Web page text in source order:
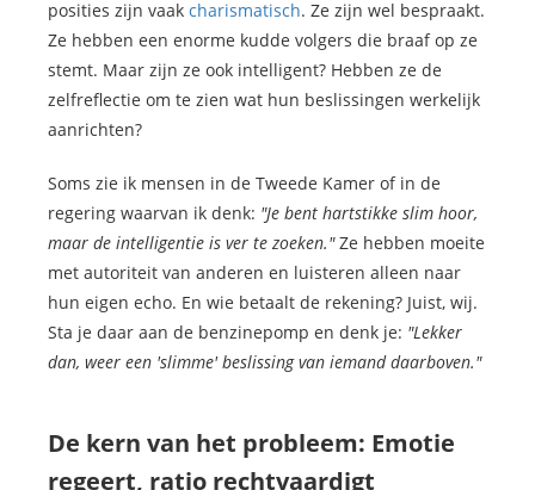
posities zijn vaak charismatisch. Ze zijn wel bespraakt.
Ze hebben een enorme kudde volgers die braaf op ze
stemt. Maar zijn ze ook intelligent? Hebben ze de
zelfreflectie om te zien wat hun beslissingen werkelijk
aanrichten?
Soms zie ik mensen in de Tweede Kamer of in de
regering waarvan ik denk: "Je bent hartstikke slim hoor,
maar de intelligentie is ver te zoeken."Ze hebben moeite
met autoriteit van anderen en luisteren alleen naar
hun eigen echo. En wie betaalt de rekening? Juist, wij.
Sta je daar aan de benzinepomp en denk je: "Lekker
dan, weer een 'slimme' beslissing van iemand daarboven."
De kern van het probleem: Emotie
regeert, ratio rechtvaardigt